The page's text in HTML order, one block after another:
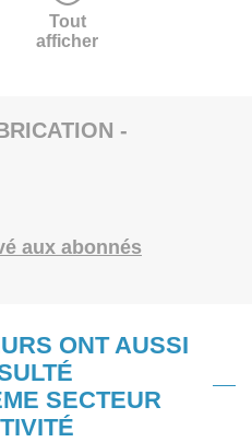
Tout
afficher
-
aux abonnés
ONT AUSSI
SECTEUR